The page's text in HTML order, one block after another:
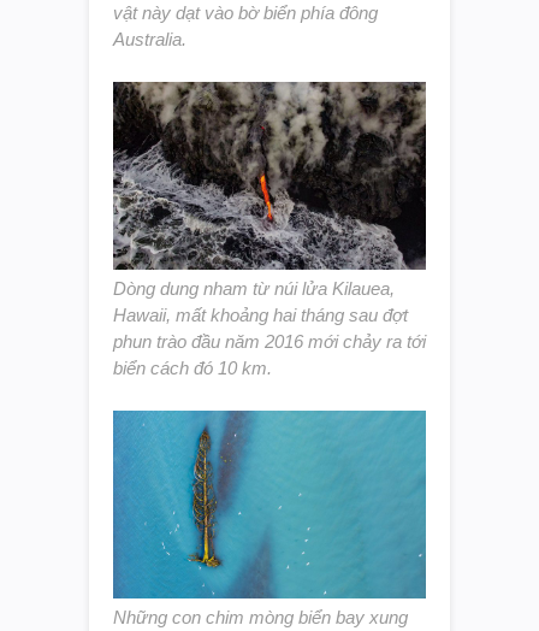
vật này dạt vào bờ biển phía đông
Australia.
Dòng dung nham từ núi lửa Kilauea,
Hawaii, mất khoảng hai tháng sau đợt
phun trào đầu năm 2016 mới chảy ra tới
biển cách đó 10 km.
Những con chim mòng biển bay xung